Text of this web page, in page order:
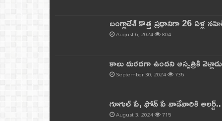
బంగ్లాదేశ్ కొత్త ప్రధానిగా 26 ఏళ్ల
August 6, 2024 804
కాలు దురదగా ఉందని ఆస్పత్రికి
September 30, 2024 735
గూగుల్ పే, ఫోన్ పే వాడేవారికి
August 3, 2024 715